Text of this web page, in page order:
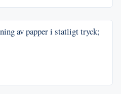
av papper i statligt tryck;